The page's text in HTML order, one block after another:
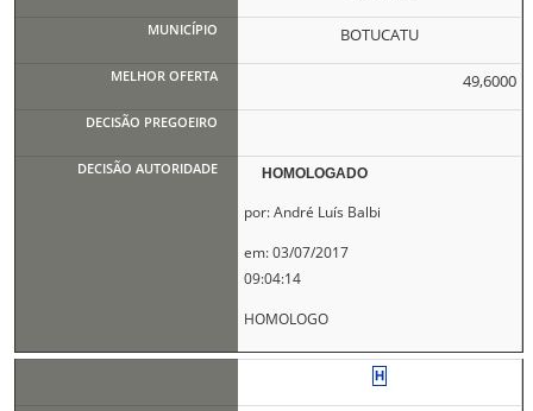
BOTUCATU
49,6000
HOMOLOGADO
por: André Luís Balbi
em: 03/07/2017
09:04:14
HOMOLOGO